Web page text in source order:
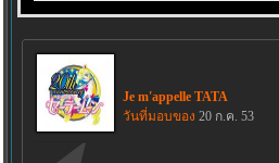
Je m'appelle TATA
วันที่มอบของ 20 ก.ค. 53